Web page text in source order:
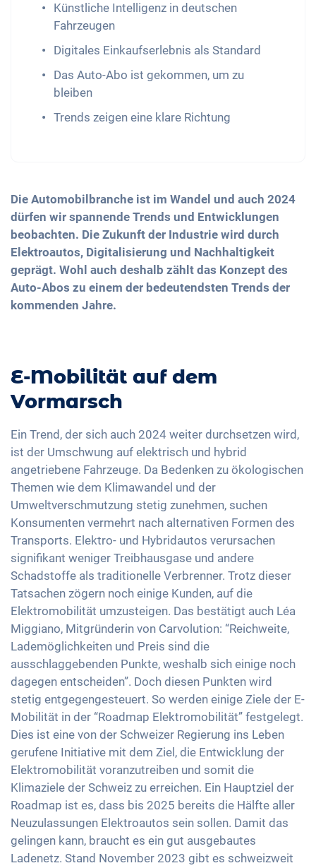
Künstliche Intelligenz in deutschen
Fahrzeugen
Digitales Einkaufserlebnis als Standard
Das Auto-Abo ist gekommen, um zu
bleiben
Trends zeigen eine klare Richtung
Die Automobilbranche ist im Wandel und auch 2024
dürfen wir spannende Trends und Entwicklungen
beobachten. Die Zukunft der Industrie wird durch
Elektroautos, Digitalisierung und Nachhaltigkeit
geprägt. Wohl auch deshalb zählt das Konzept des
Auto-Abos zu einem der bedeutendsten Trends der
kommenden Jahre.
E-Mobilität auf dem
Vormarsch
Ein Trend, der sich auch 2024 weiter durchsetzen wird,
ist der Umschwung auf elektrisch und hybrid
angetriebene Fahrzeuge. Da Bedenken zu ökologischen
Themen wie dem Klimawandel und der
Umweltverschmutzung stetig zunehmen, suchen
Konsumenten vermehrt nach alternativen Formen des
Transports. Elektro- und Hybridautos verursachen
signifikant weniger Treibhausgase und andere
Schadstoffe als traditionelle Verbrenner. Trotz dieser
Tatsachen zögern noch einige Kunden, auf die
Elektromobilität umzusteigen. Das bestätigt auch Léa
Miggiano, Mitgründerin von Carvolution: “Reichweite,
Lademöglichkeiten und Preis sind die
ausschlaggebenden Punkte, weshalb sich einige noch
dagegen entscheiden”. Doch diesen Punkten wird
stetig entgegengesteuert. So werden einige Ziele der E-
Mobilität in der “Roadmap Elektromobilität” festgelegt.
Dies ist eine von der Schweizer Regierung ins Leben
gerufene Initiative mit dem Ziel, die Entwicklung der
Elektromobilität voranzutreiben und somit die
Klimaziele der Schweiz zu erreichen. Ein Hauptziel der
Roadmap ist es, dass bis 2025 bereits die Hälfte aller
Neuzulassungen Elektroautos sein sollen. Damit das
gelingen kann, braucht es ein gut ausgebautes
Ladenetz. Stand November 2023 gibt es schweizweit